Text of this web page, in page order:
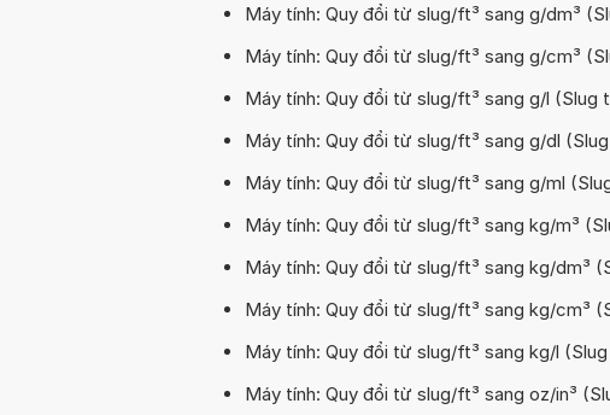
Máy tính: Quy đổi từ slug/ft³ sang g/dm³
Máy tính: Quy đổi từ slug/ft³ sang g/cm³
Máy tính: Quy đổi từ slug/ft³ sang g/l (Slug
Máy tính: Quy đổi từ slug/ft³ sang g/dl
Máy tính: Quy đổi từ slug/ft³ sang g/ml
Máy tính: Quy đổi từ slug/ft³ sang kg/m³
Máy tính: Quy đổi từ slug/ft³ sang kg/dm³
Máy tính: Quy đổi từ slug/ft³ sang kg/cm³
Máy tính: Quy đổi từ slug/ft³ sang kg/l
Máy tính: Quy đổi từ slug/ft³ sang oz/in³